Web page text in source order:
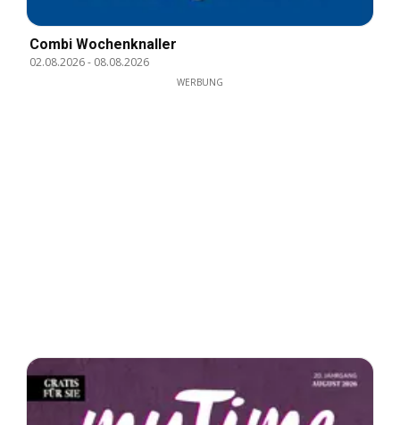
Combi Wochenknaller
02.08.2026- 08.08.2026
WERBUNG